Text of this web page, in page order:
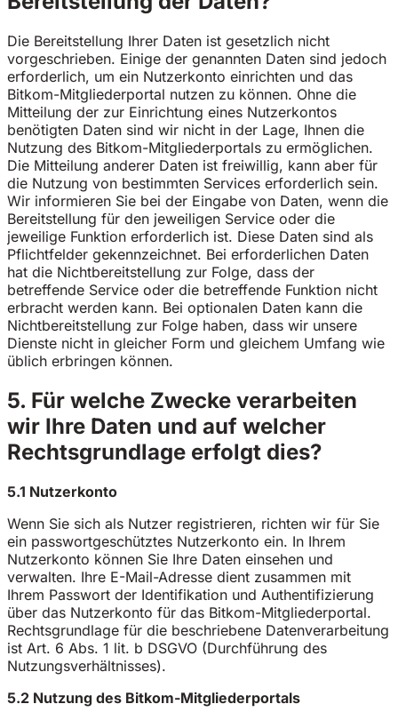
Die Bereitstellung Ihrer Daten ist gesetzlich nicht
vorgeschrieben. Einige der genannten Daten sind jedoch
erforderlich, um ein Nutzerkonto einrichten und das
Bitkom-Mitgliederportal nutzen zu können. Ohne die
Mitteilung der zur Einrichtung eines Nutzerkontos
benötigten Daten sind wir nicht in der Lage, Ihnen die
Nutzung des Bitkom-Mitgliederportals zu ermöglichen.
Die Mitteilung anderer Daten ist freiwillig, kann aber für
die Nutzung von bestimmten Services erforderlich sein.
Wir informieren Sie bei der Eingabe von Daten, wenn die
Bereitstellung für den jeweiligen Service oder die
jeweilige Funktion erforderlich ist. Diese Daten sind als
Pflichtfelder gekennzeichnet. Bei erforderlichen Daten
hat die Nichtbereitstellung zur Folge, dass der
betreffende Service oder die betreffende Funktion nicht
erbracht werden kann. Bei optionalen Daten kann die
Nichtbereitstellung zur Folge haben, dass wir unsere
Dienste nicht in gleicher Form und gleichem Umfang wie
üblich erbringen können.
5. Für welche Zwecke verarbeiten
wir Ihre Daten und auf welcher
Rechtsgrundlage erfolgt dies?
5.1 Nutzerkonto
Wenn Sie sich als Nutzer registrieren, richten wir für Sie
ein passwortgeschütztes Nutzerkonto ein. In Ihrem
Nutzerkonto können Sie Ihre Daten einsehen und
verwalten. Ihre E-Mail-Adresse dient zusammen mit
Ihrem Passwort der Identifikation und Authentifizierung
über das Nutzerkonto für das Bitkom-Mitgliederportal.
Rechtsgrundlage für die beschriebene Datenverarbeitung
ist Art. 6 Abs. 1 lit. b DSGVO (Durchführung des
Nutzungsverhältnisses).
5.2 Nutzung des Bitkom-Mitgliederportals